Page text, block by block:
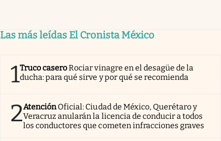
Las más leídas El Cronista México
1Truco caseroRociar vinagre en el desagüe de la
ducha: para qué sirve y por qué se recomienda
2AtenciónOficial: Ciudad de México, Querétaro y
Veracruz anularán la licencia de conducir a todos
los conductores que cometen infracciones graves